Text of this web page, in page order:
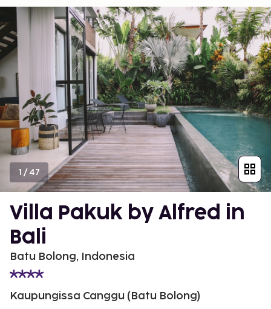
1 /47
Villa Pakuk by Alfred in
Bali
Batu Bolong, Indonesia
Kaupungissa Canggu (Batu Bolong)